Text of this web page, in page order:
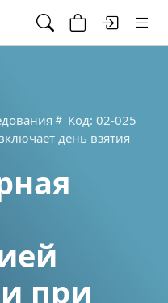
Код: 02-025
день взятия
при